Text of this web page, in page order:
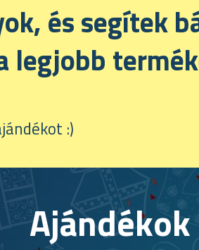
és segítek
legjobb
:)
Ajándékok